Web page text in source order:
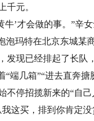
千元。
’才会做的事。”辛女
玛特在北京东城某
发现已经排起了长队
端几箱”“进去直奔搪
不停招揽新来的“自己
这买，排到你肯定没